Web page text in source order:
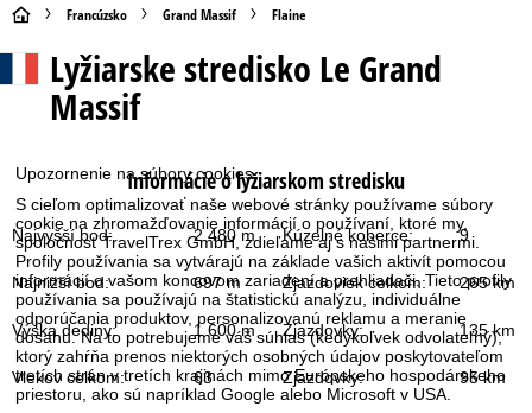
Upozornenie na súbory cookies
S cieľom optimalizovať naše webové stránky používame súbory
cookie na zhromažďovanie informácií o používaní, ktoré my,
spoločnosť TravelTrex GmbH, zdieľame aj s našimi partnermi.
Profily používania sa vytvárajú na základe vašich aktivít pomocou
informácií o vašom koncovom zariadení a prehliadači. Tieto profily
používania sa používajú na štatistickú analýzu, individuálne
odporúčania produktov, personalizovanú reklamu a meranie
dosahu. Na to potrebujeme váš súhlas (kedykoľvek odvolateľný),
ktorý zahŕňa prenos niektorých osobných údajov poskytovateľom
tretích strán v tretích krajinách mimo Európskeho hospodárskeho
priestoru, ako sú napríklad Google alebo Microsoft v USA.
H
n
á
s
t
r
Francúzsko Grand Massif Flaine
Lyžiarske stredisko Le Grand
Massif
Informácie o lyžiarskom stredisku
Najvyšší bod: 2 480 m Kúzelné koberce: 9
Najnižší bod: 697 m Zjazdoviek celkom: 265 km
Výška dediny: 1 600 m Zjazdovky: 135 km
Vlekov celkom: 63 Zjazdovky: 95 km